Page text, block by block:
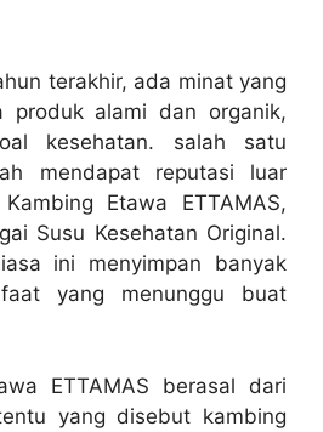
terakhir, ada minat yang
produk alami dan organik,
kesehatan. salah satu
mendapat reputasi luar
Etawa ETTAMAS,
Susu Kesehatan Original.
ini menyimpan banyak
yang menunggu buat
ETTAMAS berasal dari
yang disebut kambing